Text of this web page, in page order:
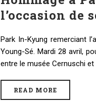
l’occasion de
Park In-Kyung remerciant
Young-Sé. Mardi 28 avril,
entre le musée Cernuschi et
READ MORE